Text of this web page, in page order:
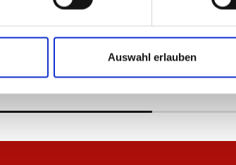
Auswahl erlauben
179,95 €